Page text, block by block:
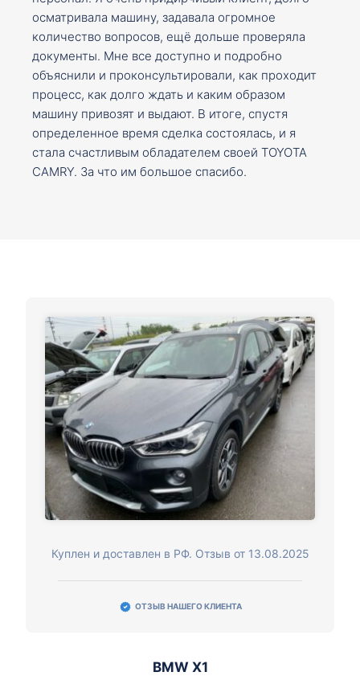
осматривала машину, задавала огромное
количество вопросов, ещё дольше проверяла
документы. Мне все доступно и подробно
объяснили и проконсультировали, как проходит
процесс, как долго ждать и каким образом
машину привозят и выдают. В итоге, спустя
определенное время сделка состоялась, и я
стала счастливым обладателем своей TOYOTA
CAMRY. За что им большое спасибо.
Куплен и доставлен в РФ. Отзыв от 13.08.2025
ОТЗЫВ НАШЕГО КЛИЕНТА
BMW X1